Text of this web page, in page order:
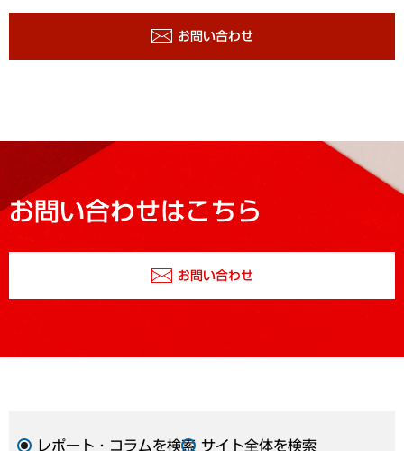
お問い合わせ
お問い合わせはこちら
お問い合わせ
レポート・コラムを検索 サイト全体を検索